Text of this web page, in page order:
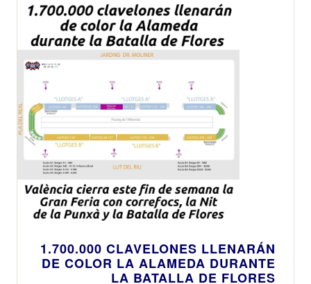
1.700.000 CLAVELONES LLENARÁN
DE COLOR LA ALAMEDA DURANTE
LA BATALLA DE FLORES